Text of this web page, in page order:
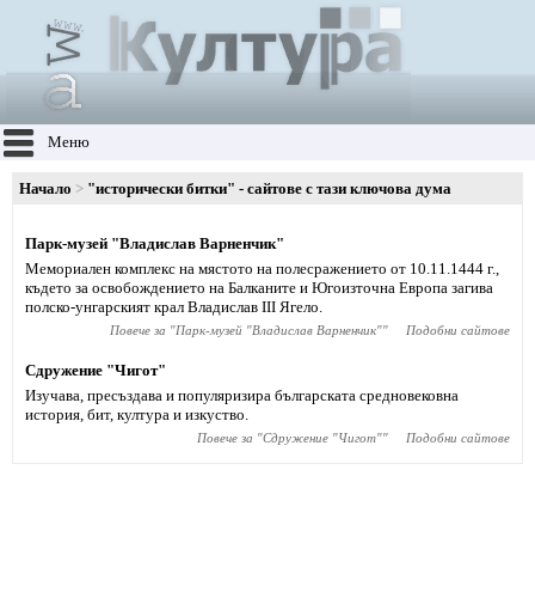
Меню
Начало "исторически битки" - сайтове с тази ключова дума
Парк-музей "Владислав Варненчик"
Мемориален комплекс на мястото на полесражението от 10.11.1444 г.,
където за освобождението на Балканите и Югоизточна Европа загива
полско-унгарският крал Владислав ІІІ Ягело.
Повече за "Парк-музей "Владислав Варненчик"" Подобни сайтове
Сдружение "Чигот"
Изучава, пресъздава и популяризира българската средновековна
история, бит, култура и изкуство.
Повече за "Сдружение "Чигот"" Подобни сайтове